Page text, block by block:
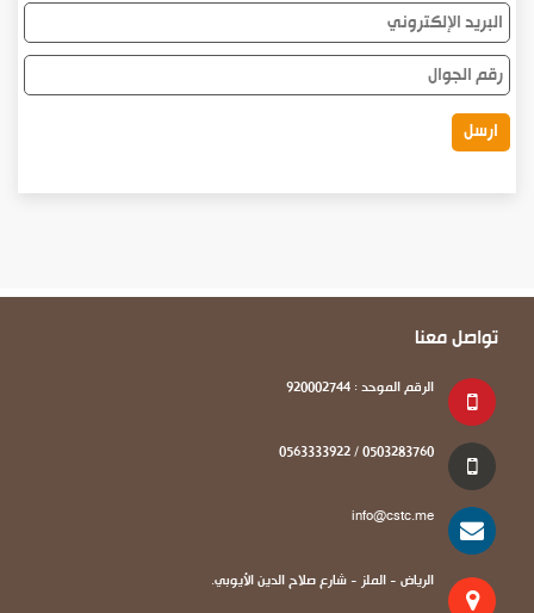
البريد
الإلكتروني
رقم
الجوال
تواصل معنا
الرقم الموحد : 920002744
0503283760 / 0563333922
info@cstc.me
الرياض - الملز - شارع صلاح الدين الأيوبي.